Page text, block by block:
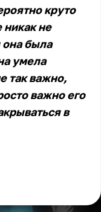
круто
никак не
она была
умела
так важно,
важно его
в